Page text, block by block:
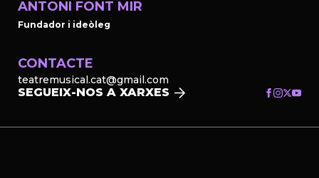
ANTONI FONT MIR
Fundador i ideòleg
CONTACTE
teatremusical.cat@gmail.com
SEGUEIX-NOS A XARXES